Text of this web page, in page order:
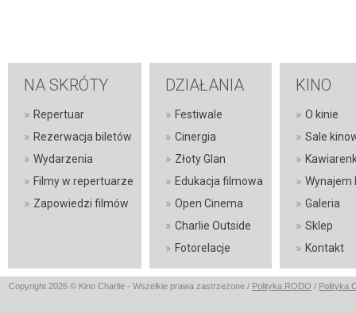
NA SKRÓTY
» Repertuar
» Rezerwacja biletów
» Wydarzenia
» Filmy w repertuarze
» Zapowiedzi filmów
DZIAŁANIA
» Festiwale
» Cinergia
» Złoty Glan
» Edukacja filmowa
» Open Cinema
» Charlie Outside
» Fotorelacje
KINO
» O kinie
» Sale
»
» Wynajem
» Galeria
» Sklep
» Kontakt
Copyright 2026 © Kino Charlie - Wszelkie prawa zastrzeżone / Polityka RODO / Polityka